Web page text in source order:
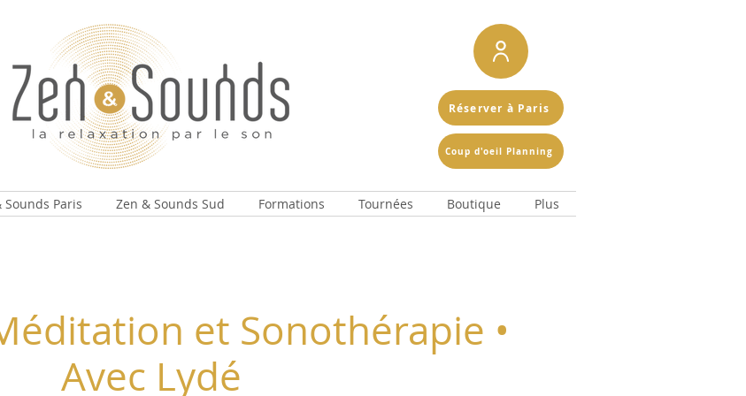
Réserver à Paris
Coup d'oeil Planning
Sounds Paris Zen & Sounds Sud Formations Tournées Boutique Plus
et Sonothérapie •
Avec Lydé